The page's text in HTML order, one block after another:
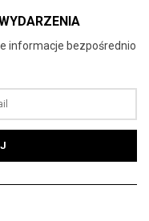
informacje bezpośrednio